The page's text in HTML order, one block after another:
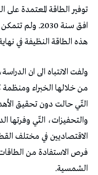
هذه الطاقة النظيفة في نهاية سنة 2023 سوى
ولفت الانتباه الى ان
من خلالها الخبراء
التّي حالت دون تحقيق
والتحفيزات، التّي وفرتها
الاقتصاديين في مختلف
فرص الاستفادة من
الشمسية.